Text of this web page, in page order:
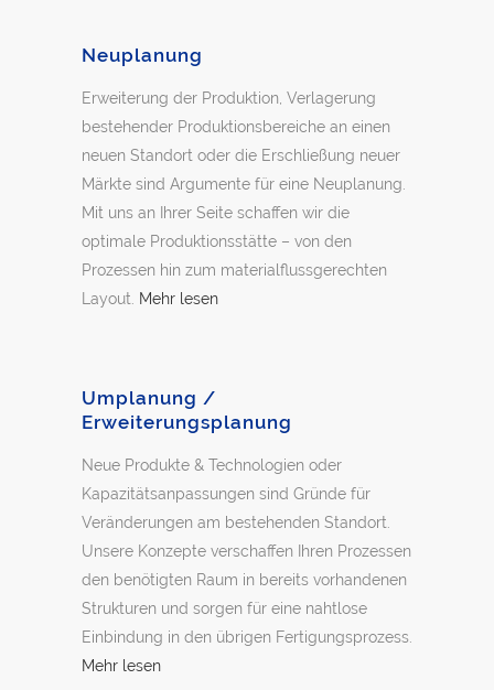
Neuplanung
Erweiterung der Produktion, Verlagerung
bestehender Produktionsbereiche an einen
neuen Standort oder die Erschließung neuer
Märkte sind Argumente für eine Neuplanung.
Mit uns an Ihrer Seite schaffen wir die
optimale Produktionsstätte – von den
Prozessen hin zum materialflussgerechten
Layout.
Mehr lesen
Umplanung /
Erweiterungsplanung
Neue Produkte & Technologien oder
Kapazitätsanpassungen sind Gründe für
Veränderungen am bestehenden Standort.
Unsere Konzepte verschaffen Ihren Prozessen
den benötigten Raum in bereits vorhandenen
Strukturen und sorgen für eine nahtlose
Einbindung in den übrigen Fertigungsprozess.
Mehr lesen